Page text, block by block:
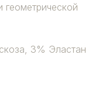
геометрической
3% Эластан